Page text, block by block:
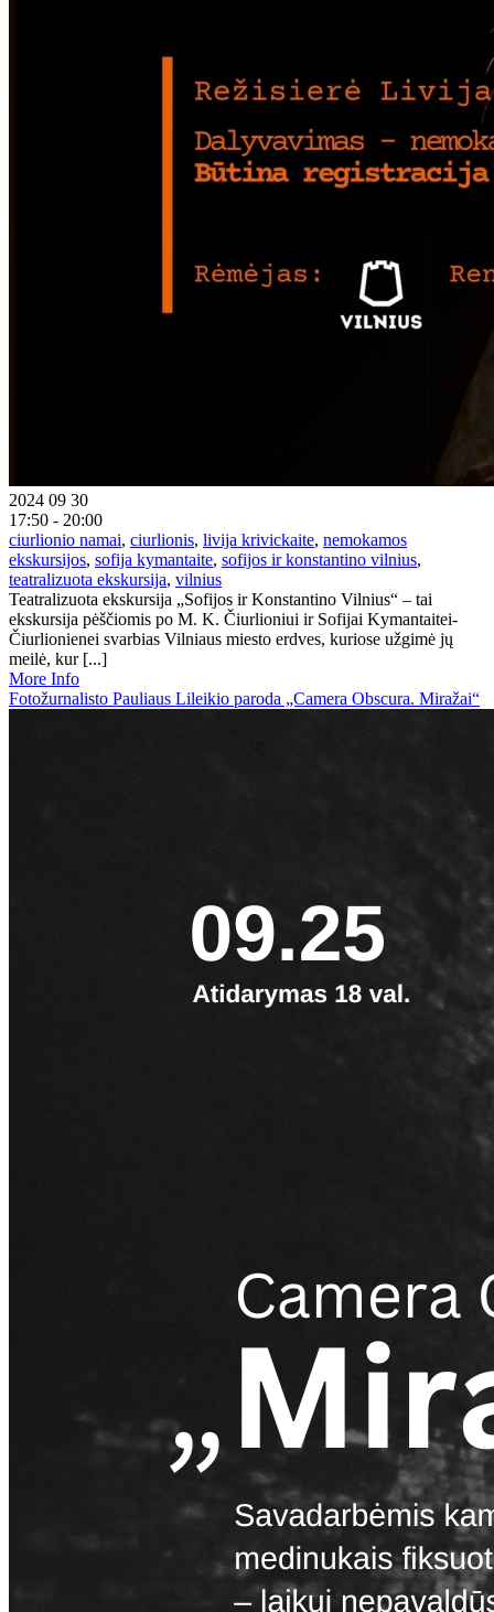
2024 09 30
17:50 - 20:00
ciurlionio namai, ciurlionis, livija krivickaite, nemokamos
ekskursijos, sofija kymantaite, sofijos ir konstantino vilnius,
teatralizuota ekskursija, vilnius
Teatralizuota ekskursija „Sofijos ir Konstantino Vilnius“ – tai
ekskursija pėščiomis po M. K. Čiurlioniui ir Sofijai Kymantaitei-
Čiurlionienei svarbias Vilniaus miesto erdves, kuriose užgimė jų
meilė, kur [...]
More Info
Fotožurnalisto Pauliaus Lileikio paroda „Camera Obscura. Miražai“